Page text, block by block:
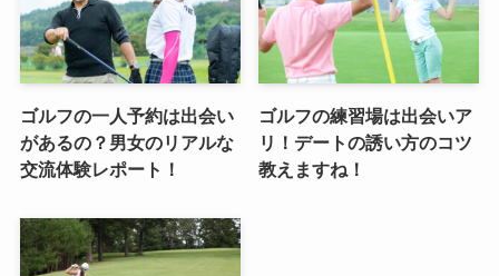
ゴルフの一人予約は出会い
があるの？男女のリアルな
交流体験レポート！
ゴルフの練習場は出会いア
リ！デートの誘い方のコツ
教えますね！